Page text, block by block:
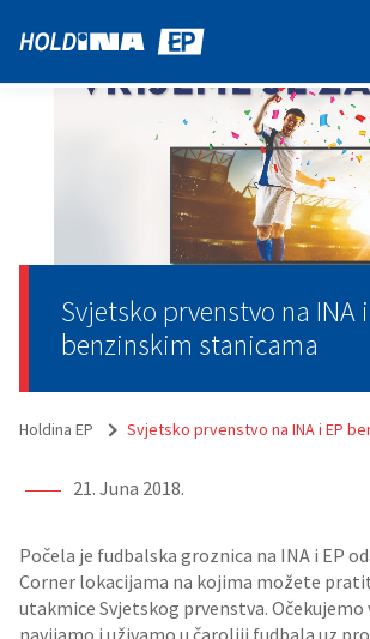
Svjetsko prvenstvo na INA
benzinskim stanicama
Holdina EP Svjetsko prvenstvo na INA i EP
21. Juna 2018.
Počela je fudbalska groznica na INA i EP
Corner lokacijama na kojima možete
utakmice Svjetskog prvenstva. Očekujemo
navijamo i uživamo u čaroliji fudbala uz